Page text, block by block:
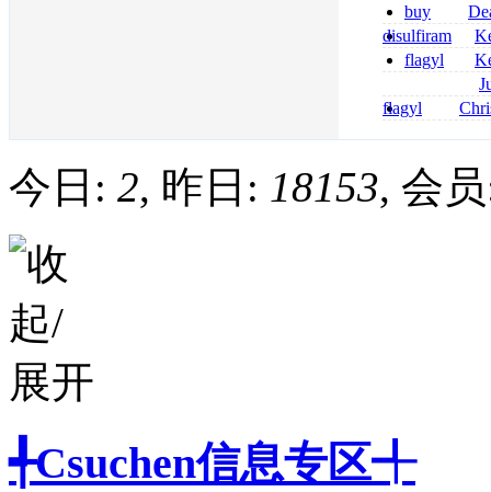
zolpidem usa
buy
pregabalin 300
pregabalin
disulfiram
sansflagyl
online
bestellen
roxithromycin
flagyl
今日: 2, 昨日: 18153, 会
╃Csuchen信息专区╃